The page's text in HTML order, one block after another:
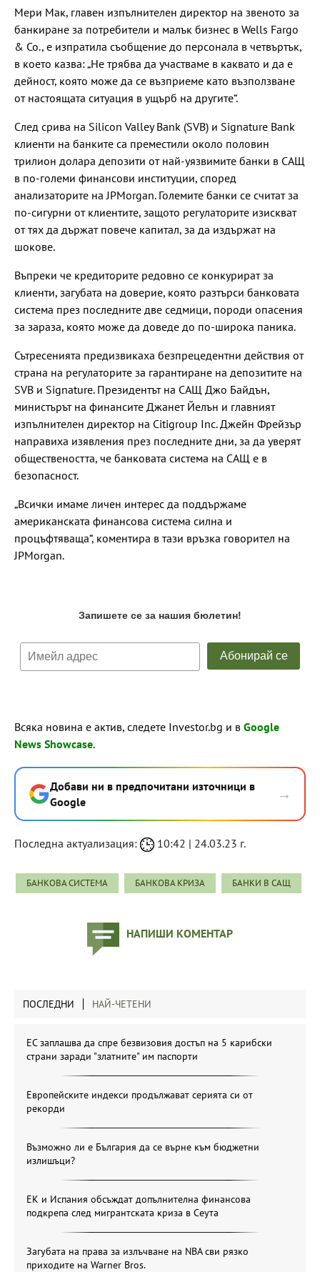
Мери Мак, главен изпълнителен директор на звеното за
банкиране за потребители и малък бизнес в Wells Fargo
& Co., е изпратила съобщение до персонала в четвъртък,
в което казва: „Не трябва да участваме в каквато и да е
дейност, която може да се възприеме като възползване
от настоящата ситуация в ущърб на другите“.
След срива на Silicon Valley Bank (SVB) и Signature Bank
клиенти на банките са преместили около половин
трилион долара депозити от най-уязвимите банки в САЩ
в по-големи финансови институции, според
анализаторите на JPMorgan. Големите банки се считат за
по-сигурни от клиентите, защото регулаторите изискват
от тях да държат повече капитал, за да издържат на
шокове.
Въпреки че кредиторите редовно се конкурират за
клиенти, загубата на доверие, която разтърси банковата
система през последните две седмици, породи опасения
за зараза, която може да доведе до по-широка паника.
Сътресенията предизвикаха безпрецедентни действия от
страна на регулаторите за гарантиране на депозитите на
SVB и Signature. Президентът на САЩ Джо Байдън,
министърът на финансите Джанет Йелън и главният
изпълнителен директор на Citigroup Inc. Джейн Фрейзър
направиха изявления през последните дни, за да уверят
обществеността, че банковата система на САЩ е в
безопасност.
„Всички имаме личен интерес да поддържаме
американската финансова система силна и
процъфтяваща“, коментира в тази връзка говорител на
JPMorgan.
Всяка новина е актив, следете Investor.bg и в Google
News Showcase.
Добави ни в предпочитани източници в
Google
→
Последна актуализация: 10:42 | 24.03.23 г.
БАНКОВА СИСТЕМА БАНКОВА КРИЗА БАНКИ В САЩ
НАПИШИ КОМЕНТАР
ПОСЛЕДНИ НАЙ-ЧЕТЕНИ
ЕС заплашва да спре безвизовия достъп на 5 карибски
страни заради "златните" им паспорти
Европейските индекси продължават серията си от
рекорди
Възможно ли е България да се върне към бюджетни
излишъци?
ЕК и Испания обсъждат допълнителна финансова
подкрепа след мигрантската криза в Сеута
Загубата на права за излъчване на NBA сви рязко
приходите на Warner Bros.